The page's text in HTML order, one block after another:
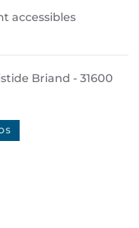
accessibles
Briand - 31600